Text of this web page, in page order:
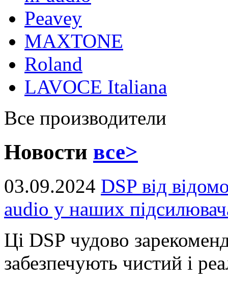
Peavey
MAXTONE
Roland
LAVOCE Italiana
Все производители
Новости все>
03.09.2024 DSP від
audio у наших
Ці DSP чудово
забезпечують чистий і